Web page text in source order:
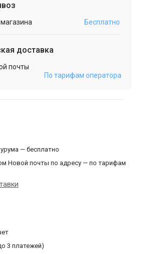
Бесплатно
доставка
почты
По тарифам оператора
— бесплатно
Новой почты по адресу — по тарифам
3 платежей)